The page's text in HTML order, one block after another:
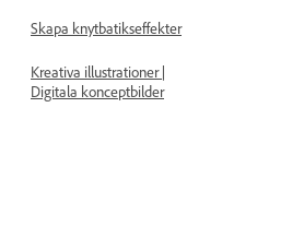
Skapa knytbatikseffekter
Kreativa illustrationer |
Digitala konceptbilder